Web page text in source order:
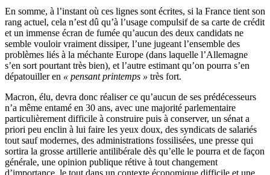
En somme, à l’instant où ces lignes sont écrites, si la France tient son
rang actuel, cela n’est dû qu’à l’usage compulsif de sa carte de crédit
et un immense écran de fumée qu’aucun des deux candidats ne
semble vouloir vraiment dissiper, l’une jugeant l’ensemble des
problèmes liés à la méchante Europe (dans laquelle l’Allemagne
s’en sort pourtant très bien), et l’autre estimant qu’on pourra s’en
dépatouiller en « pensant printemps » très fort.
Macron, élu, devra donc réaliser ce qu’aucun de ses prédécesseurs
n’a même entamé en 30 ans, avec une majorité parlementaire
particulièrement difficile à construire puis à conserver, un sénat a
priori peu enclin à lui faire les yeux doux, des syndicats de salariés
tout sauf modernes, des administrations fossilisées, une presse qui
sortira la grosse artillerie antilibérale dès qu’elle le pourra et de façon
générale, une opinion publique rétive à tout changement
d’importance, le tout dans un contexte économique difficile et une